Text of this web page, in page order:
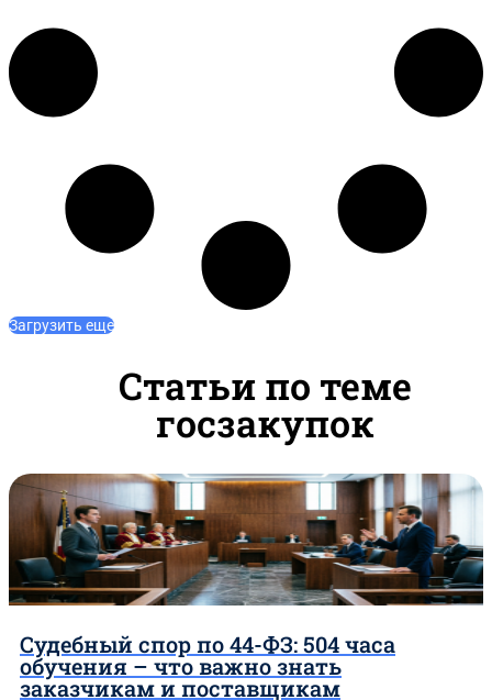
Загрузить еще
Статьи по теме
госзакупок
Судебный спор по 44-ФЗ: 504 часа
обучения – что важно знать
заказчикам и поставщикам